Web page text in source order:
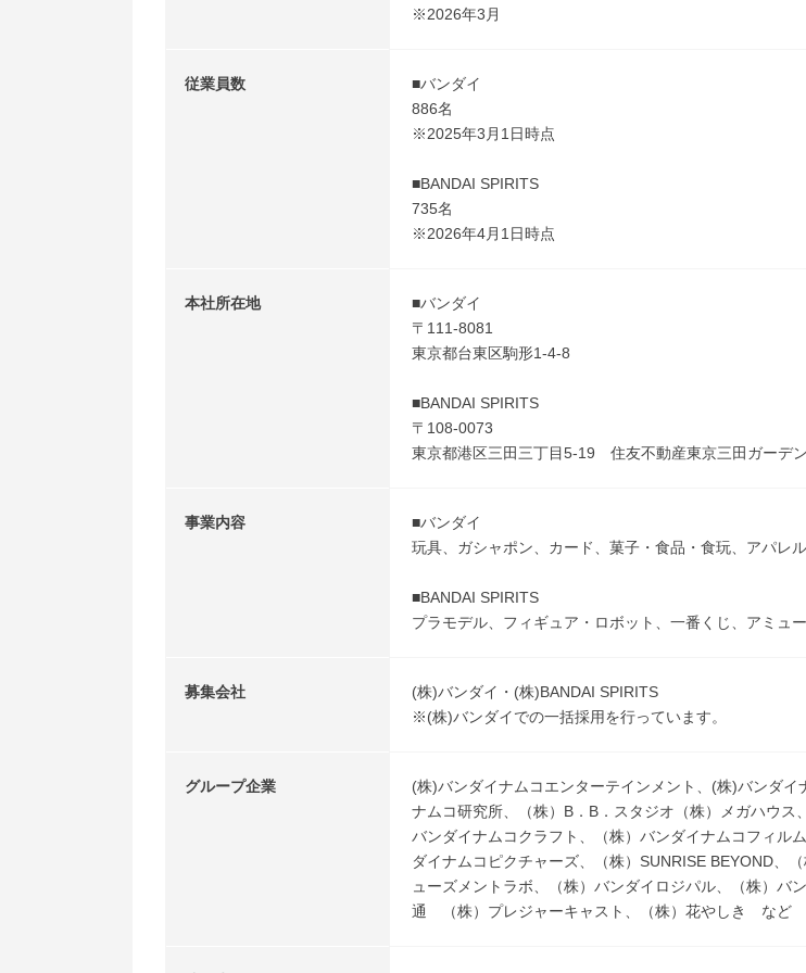
※2026年3月
従業員数
■バンダイ
886名
※2025年3月1日時点
■BANDAI SPIRITS
735名
※2026年4月1日時点
本社所在地
■バンダイ
〒111-8081
東京都台東区駒形1-4-8
■BANDAI SPIRITS
〒108-0073
東京都港区三田三丁目5-19 住友不動産東京三田ガーデ
事業内容
■バンダイ
玩具、ガシャポン、カード、菓子・食品・食玩、アパレ
■BANDAI SPIRITS
プラモデル、フィギュア・ロボット、一番くじ、アミュ
募集会社
(株)バンダイ・(株)BANDAI SPIRITS
※(株)バンダイでの一括採用を行っています。
グループ企業
(株)バンダイナムコエンターテインメント、(株)バンダ
ナムコ研究所、（株）B．B．スタジオ（株）メガハウス
バンダイナムコクラフト、（株）バンダイナムコフィル
ダイナムコピクチャーズ、（株）SUNRISE BEYOND、
ューズメントラボ、（株）バンダイロジパル、（株）
通 （株）プレジャーキャスト、（株）花やしき など